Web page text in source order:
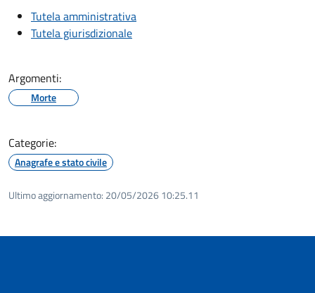
Tutela amministrativa
Tutela giurisdizionale
Argomenti:
Morte
Categorie:
Anagrafe e stato civile
Ultimo aggiornamento: 20/05/2026 10:25.11